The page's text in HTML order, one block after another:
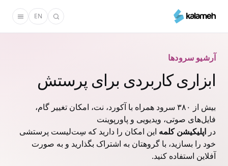
محتوای
EN
آرشیو سرودها
ابزاری کاربردی برای پرستش
بیش از ۳۸۰ سرود همراه با آکورد، نت، امکان تغییر گام،
فایل‌های صوتی، ویدیویی و پاورپوینت
در اپلیکیشن کلمه این امکان را دارید که سِت‌لیست پرستشی
خود را بسازید، با گروهتان به اشتراک بگذارید و به صورت
آفلاین استفاده کنید.